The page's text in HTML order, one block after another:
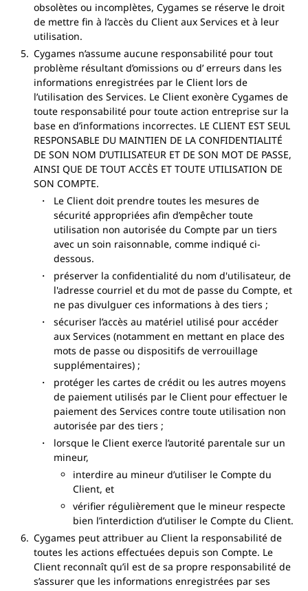
obsolètes ou incomplètes, Cygames se réserve le droit
de mettre fin à l’accès du Client aux Services et à leur
utilisation.
Cygames n’assume aucune responsabilité pour tout
problème résultant d’omissions ou d’ erreurs dans les
informations enregistrées par le Client lors de
l’utilisation des Services. Le Client exonère Cygames de
toute responsabilité pour toute action entreprise sur la
base en d’informations incorrectes. LE CLIENT EST SEUL
RESPONSABLE DU MAINTIEN DE LA CONFIDENTIALITÉ
DE SON NOM D’UTILISATEUR ET DE SON MOT DE PASSE,
AINSI QUE DE TOUT ACCÈS ET TOUTE UTILISATION DE
SON COMPTE.
Le Client doit prendre toutes les mesures de
sécurité appropriées afin d’empêcher toute
utilisation non autorisée du Compte par un tiers
avec un soin raisonnable, comme indiqué ci-
dessous.
préserver la confidentialité du nom d'utilisateur, de
l'adresse courriel et du mot de passe du Compte, et
ne pas divulguer ces informations à des tiers ;
sécuriser l’accès au matériel utilisé pour accéder
aux Services (notamment en mettant en place des
mots de passe ou dispositifs de verrouillage
supplémentaires) ;
protéger les cartes de crédit ou les autres moyens
de paiement utilisés par le Client pour effectuer le
paiement des Services contre toute utilisation non
autorisée par des tiers ;
lorsque le Client exerce l’autorité parentale sur un
mineur,
interdire au mineur d’utiliser le Compte du
Client, et
vérifier régulièrement que le mineur respecte
bien l’interdiction d’utiliser le Compte du Client.
Cygames peut attribuer au Client la responsabilité de
toutes les actions effectuées depuis son Compte. Le
Client reconnaît qu’il est de sa propre responsabilité de
s’assurer que les informations enregistrées par ses